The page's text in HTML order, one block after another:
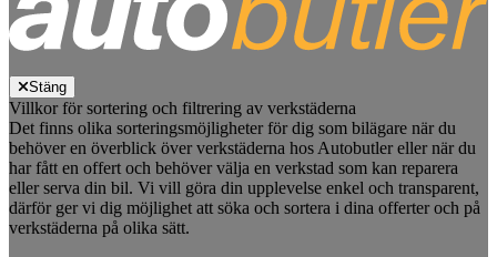
Stäng
Villkor för sortering och filtrering av verkstäderna
Det finns olika sorteringsmöjligheter för dig som bilägare när du
behöver en överblick över verkstäderna hos Autobutler eller när du
har fått en offert och behöver välja en verkstad som kan reparera
eller serva din bil. Vi vill göra din upplevelse enkel och transparent,
därför ger vi dig möjlighet att söka och sortera i dina offerter och på
verkstäderna på olika sätt.